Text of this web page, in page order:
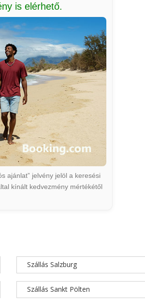
is elérhető.
ajánlat” jelvény jelöl a keresési
kínált kedvezmény mértékétől
Szállás Salzburg
Szállás Sankt Pölten